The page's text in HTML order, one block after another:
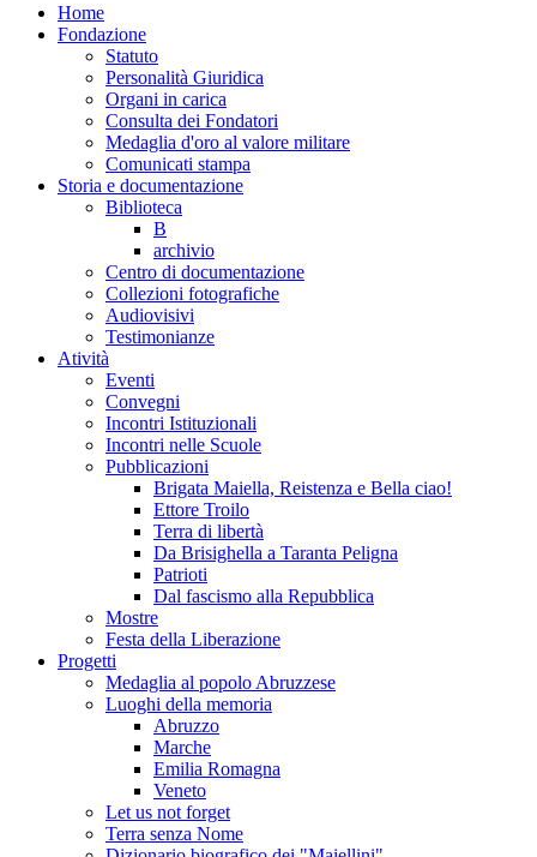
Home
Fondazione
Statuto
Personalità Giuridica
Organi in carica
Consulta dei Fondatori
Medaglia d'oro al valore militare
Comunicati stampa
Storia e documentazione
Biblioteca
B
archivio
Centro di documentazione
Collezioni fotografiche
Audiovisivi
Testimonianze
Atività
Eventi
Convegni
Incontri Istituzionali
Incontri nelle Scuole
Pubblicazioni
Brigata Maiella, Reistenza e Bella ciao!
Ettore Troilo
Terra di libertà
Da Brisighella a Taranta Peligna
Patrioti
Dal fascismo alla Repubblica
Mostre
Festa della Liberazione
Progetti
Medaglia al popolo Abruzzese
Luoghi della memoria
Abruzzo
Marche
Emilia Romagna
Veneto
Let us not forget
Terra senza Nome